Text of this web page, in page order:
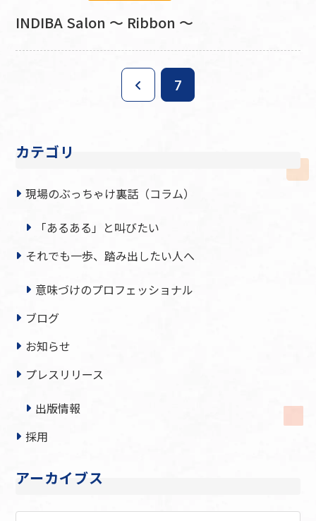
INDIBA Salon ～ Ribbon ～
7
カテゴリ
現場のぶっちゃけ裏話（コラム）
「あるある」と叫びたい
それでも一歩、踏み出したい人へ
意味づけのプロフェッショナル
ブログ
お知らせ
プレスリリース
出版情報
採用
アーカイブス